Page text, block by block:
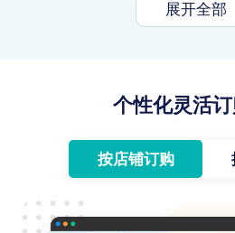
展开全部
个性化灵活
按店铺订购